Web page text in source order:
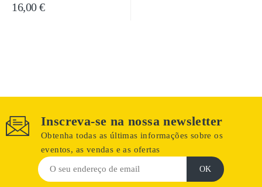
16,00 €
Inscreva-se na nossa newsletter
Obtenha todas as últimas informações sobre os
eventos, as vendas e as ofertas